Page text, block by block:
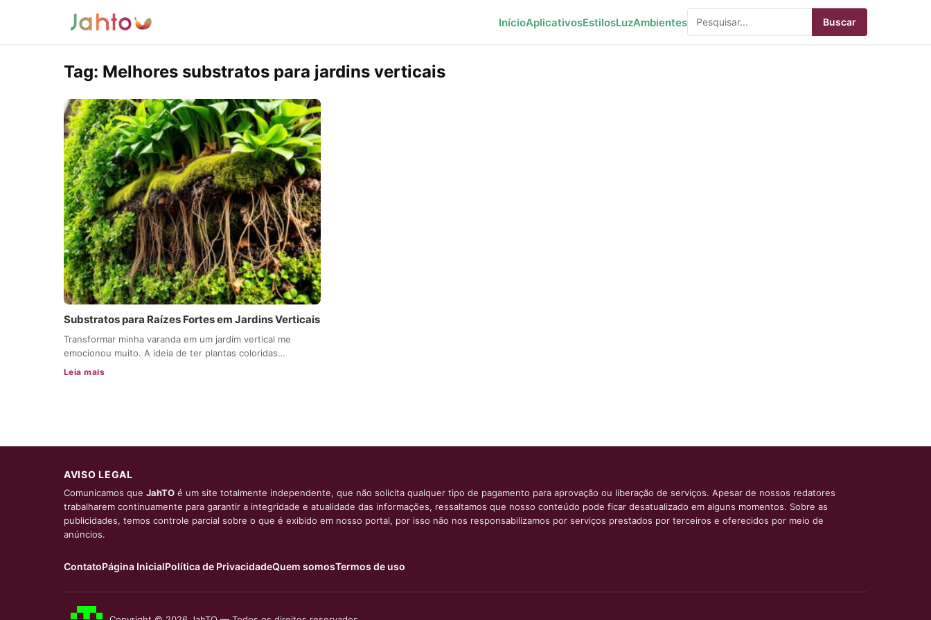
InícioAplicativosEstilosLuzAmbientes Buscar
Tag: Melhores substratos para jardins verticais
Substratos para Raízes Fortes em Jardins Verticais
Transformar minha varanda em um jardim vertical me
emocionou muito. A ideia de ter plantas coloridas…
Leia mais
AVISO LEGAL
Comunicamos que JahTO é um site totalmente independente, que não solicita qualquer tipo de pagamento para aprovação ou liberação de serviços. Apesar de nossos redatores
trabalharem continuamente para garantir a integridade e atualidade das informações, ressaltamos que nosso conteúdo pode ficar desatualizado em alguns momentos. Sobre as
publicidades, temos controle parcial sobre o que é exibido em nosso portal, por isso não nos responsabilizamos por serviços prestados por terceiros e oferecidos por meio de
anúncios.
ContatoPágina InicialPolítica de PrivacidadeQuem somosTermos de uso